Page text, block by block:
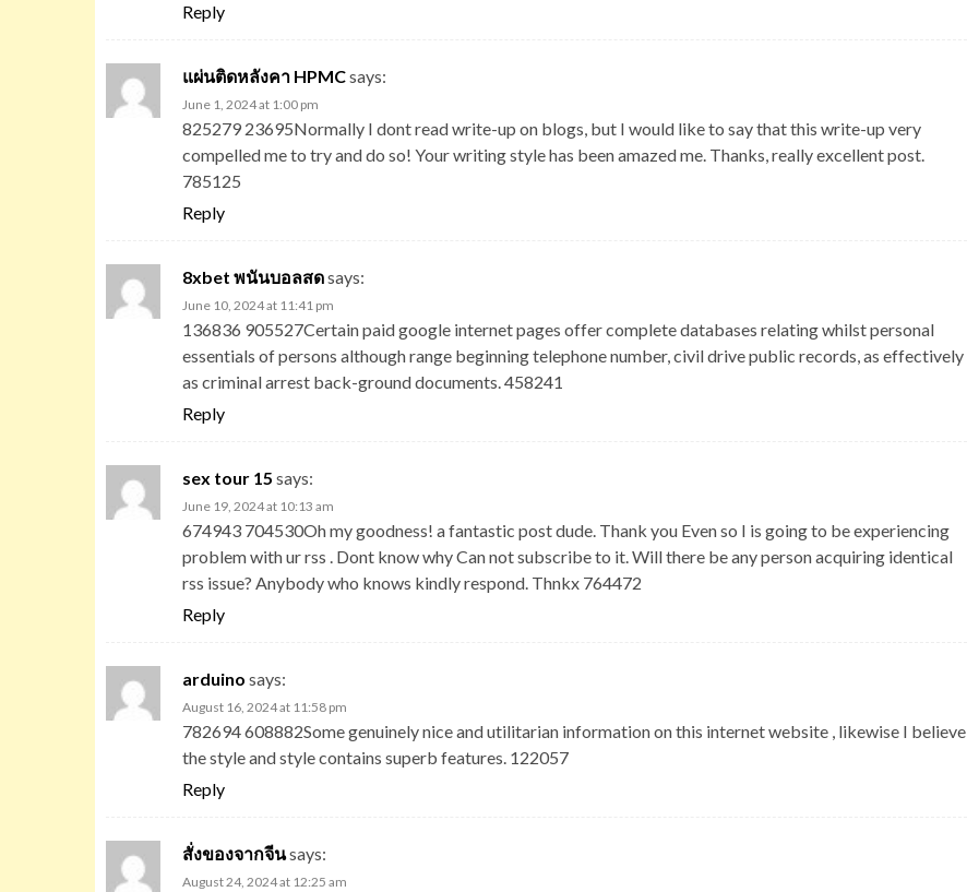
Reply
แผ่นติดหลังคา HPMCsays:
June 1, 2024 at 1:00 pm
825279 23695Normally I dont read write-up on blogs, but I would like to say that this write-up very
compelled me to try and do so! Your writing style has been amazed me. Thanks, really excellent post.
785125
Reply
8xbet พนันบอลสดsays:
June 10, 2024 at 11:41 pm
136836 905527Certain paid google internet pages offer complete databases relating whilst personal
essentials of persons although range beginning telephone number, civil drive public records, as effectively
as criminal arrest back-ground documents. 458241
Reply
sex tour 15 says:
June 19, 2024 at 10:13 am
674943 704530Oh my goodness! a fantastic post dude. Thank you Even so I is going to be experiencing
problem with ur rss . Dont know why Can not subscribe to it. Will there be any person acquiring identical
rss issue? Anybody who knows kindly respond. Thnkx 764472
Reply
arduino says:
August 16, 2024 at 11:58 pm
782694 608882Some genuinely nice and utilitarian information on this internet website , likewise I believe
the style and style contains superb features. 122057
Reply
สั่งของจากจีนsays:
August 24, 2024 at 12:25 am